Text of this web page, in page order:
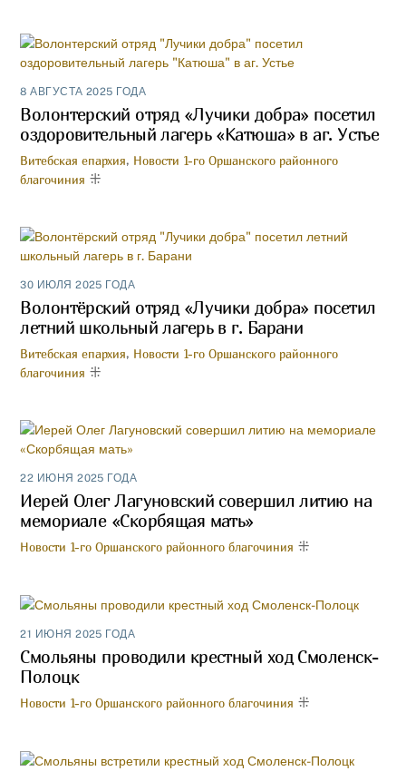
8 АВГУСТА 2025 ГОДА
Волонтерский отряд «Лучики добра» посетил
оздоровительный лагерь «Катюша» в аг. Устье
Витебская епархия, Новости 1-го Оршанского районного
благочиния
30 ИЮЛЯ 2025 ГОДА
Волонтёрский отряд «Лучики добра» посетил
летний школьный лагерь в г. Барани
Витебская епархия, Новости 1-го Оршанского районного
благочиния
22 ИЮНЯ 2025 ГОДА
Иерей Олег Лагуновский совершил литию на
мемориале «Скорбящая мать»
Новости 1-го Оршанского районного благочиния
21 ИЮНЯ 2025 ГОДА
Смольяны проводили крестный ход Смоленск-
Полоцк
Новости 1-го Оршанского районного благочиния